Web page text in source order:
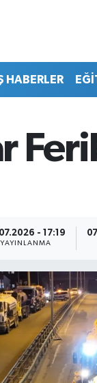
HABERLER
- 17:19
YAYINLANMA